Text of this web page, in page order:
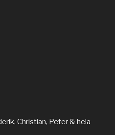
Christian, Peter & hela